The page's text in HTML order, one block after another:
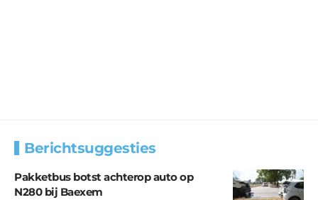
Berichtsuggesties
Pakketbus botst achterop auto op
N280 bij Baexem